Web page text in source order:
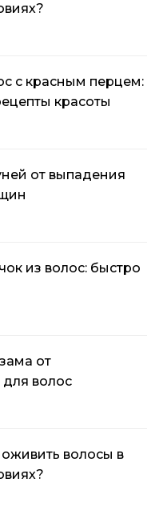
с красным перцем:
красоты
от выпадения
из волос: быстро
от
волос
волосы в